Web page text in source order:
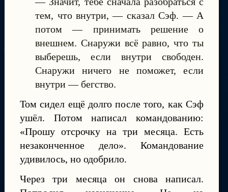
тем, что внутри, — сказал Сэф. — А
потом — принимать решение о
внешнем. Снаружи всё равно, что ты
выберешь, если внутри свободен.
Снаружи ничего не поможет, если
внутри — бегство.
Том сидел ещё долго после того, как Сэф
ушёл. Потом написал командованию:
«Прошу отсрочку на три месяца. Есть
незаконченное дело». Командование
удивилось, но одобрило.
Через три месяца он снова написал.